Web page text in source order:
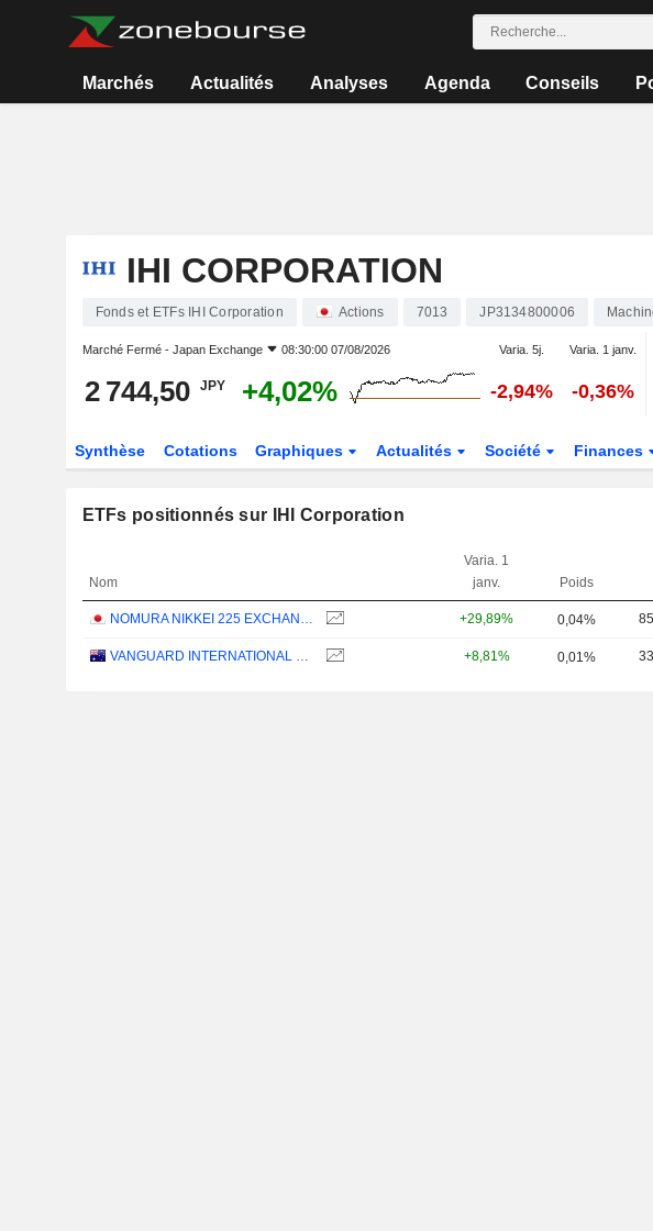
Marchés Actualités Analyses Agenda Conseils
IHI CORPORATION
Fonds et ETFs IHI Corporation Actions 7013 JP3134800006
Marché Fermé - Japan Exchange 08:30:00 07/08/2026 Varia. 5j. Varia. 1 janv.
2 744,50 JPY +4,02% -2,94% -0,36%
Synthèse Cotations Graphiques Actualités Société Finances
ETFs positionnés sur IHI Corporation
Nom
Varia. 1
janv.
Poids
NOMURA NIKKEI 225 EXCHANGE TRADED FUND ETF - JPY +29,89% 0,04%
VANGUARD INTERNATIONAL EQUITY INDEX FUNDS - VANGUARD FTSE ALL-WORLD EX-US ETF +8,81% 0,01%